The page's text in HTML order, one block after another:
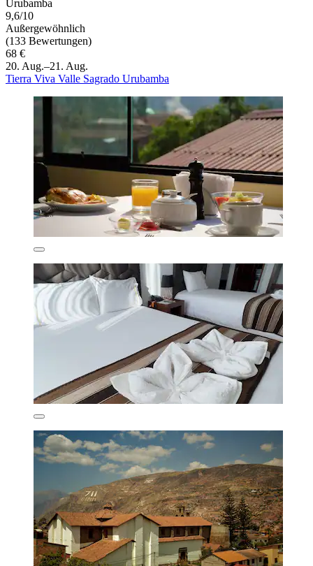
Urubamba
9,6/10
Außergewöhnlich
(133 Bewertungen)
68 €
20. Aug.–21. Aug.
Tierra Viva Valle Sagrado Urubamba